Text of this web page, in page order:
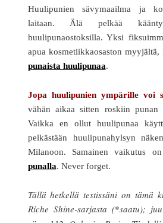
Huulipunien sävymaailma ja
laitaan. Älä pelkää
huulipunaostoksilla. Yksi
apua kosmetiikkaosaston myyjältä,
punaista huulipunaa.
Jopa huulipunien ympärille voi
vähän aikaa sitten roskiin
Vaikka en ollut huulipunaa
pelkästään huulipunahylsyn
Milanoon. Samainen vaikutus
punalla. Never forget.
Tällä hetkellä testissäni on tämä
Riche Shine-sarjasta (*saatu);